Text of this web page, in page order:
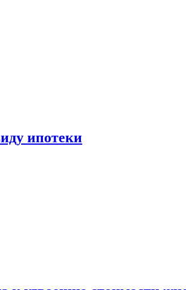
ипотеки